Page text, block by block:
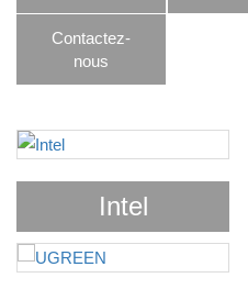
Contactez-
nous
Intel